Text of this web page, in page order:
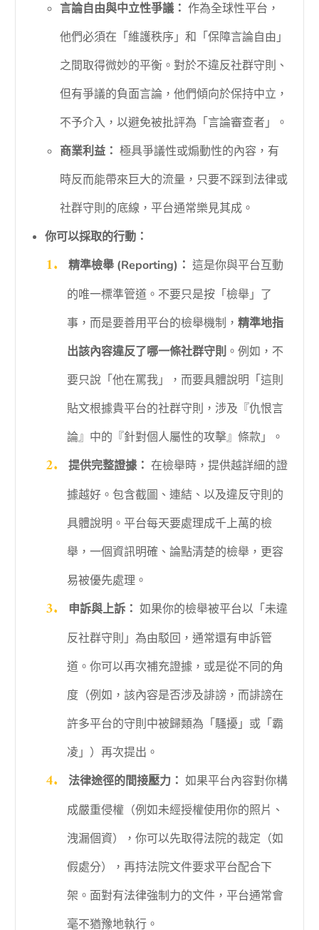
言論自由與中立性爭議： 作為全球性平台，
他們必須在「維護秩序」和「保障言論自由」
之間取得微妙的平衡。對於不違反社群守則、
但有爭議的負面言論，他們傾向於保持中立，
不予介入，以避免被批評為「言論審查者」。
商業利益： 極具爭議性或煽動性的內容，有
時反而能帶來巨大的流量，只要不踩到法律或
社群守則的底線，平台通常樂見其成。
你可以採取的行動：
精準檢舉 (Reporting)： 這是你與平台互動
的唯一標準管道。不要只是按「檢舉」了
事，而是要善用平台的檢舉機制， 精準地指
出該內容違反了哪一條社群守則 。例如，不
要只說「他在罵我」，而要具體說明「這則
貼文根據貴平台的社群守則，涉及『仇恨言
論』中的『針對個人屬性的攻擊』條款」。
提供完整證據： 在檢舉時，提供越詳細的證
據越好。包含截圖、連結、以及違反守則的
具體說明。平台每天要處理成千上萬的檢
舉，一個資訊明確、論點清楚的檢舉，更容
易被優先處理。
申訴與上訴： 如果你的檢舉被平台以「未違
反社群守則」為由駁回，通常還有申訴管
道。你可以再次補充證據，或是從不同的角
度（例如，該內容是否涉及誹謗，而誹謗在
許多平台的守則中被歸類為「騷擾」或「霸
凌」）再次提出。
法律途徑的間接壓力： 如果平台內容對你構
成嚴重侵權（例如未經授權使用你的照片、
洩漏個資），你可以先取得法院的裁定（如
假處分），再持法院文件要求平台配合下
架。面對有法律強制力的文件，平台通常會
毫不猶豫地執行。